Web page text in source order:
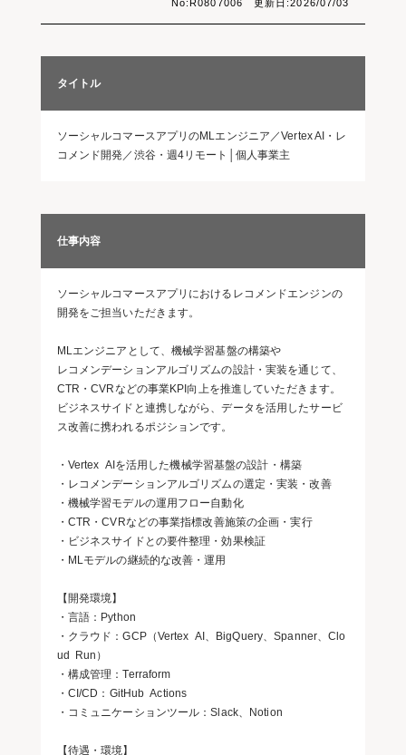
No:R0807006 更新日:2026/07/03
タイトル
ソーシャルコマースアプリのMLエンジニア／Vertex AI・レ
コメンド開発／渋谷・週4リモート│個人事業主
仕事内容
ソーシャルコマースアプリにおけるレコメンドエンジンの
開発をご担当いただきます。
MLエンジニアとして、機械学習基盤の構築や
レコメンデーションアルゴリズムの設計・実装を通じて、
CTR・CVRなどの事業KPI向上を推進していただきます。
ビジネスサイドと連携しながら、データを活用したサービ
ス改善に携われるポジションです。
・Vertex AIを活用した機械学習基盤の設計・構築
・レコメンデーションアルゴリズムの選定・実装・改善
・機械学習モデルの運用フロー自動化
・CTR・CVRなどの事業指標改善施策の企画・実行
・ビジネスサイドとの要件整理・効果検証
・MLモデルの継続的な改善・運用
【開発環境】
・言語：Python
・クラウド：GCP（Vertex AI、BigQuery、Spanner、Clo
ud Run）
・構成管理：Terraform
・CI/CD：GitHub Actions
・コミュニケーションツール：Slack、Notion
【待遇・環境】